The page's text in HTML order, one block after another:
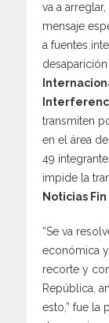
va a
mensaje
a fuentes
transmiten
en el área
49
impide la
Noticias
“Se va
económica
recorte y
República,
esto,” fue la